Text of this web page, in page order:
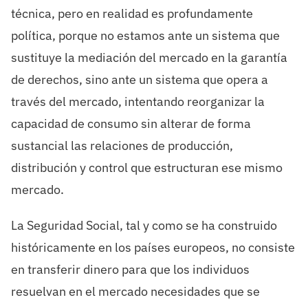
técnica, pero en realidad es profundamente
política, porque no estamos ante un sistema que
sustituye la mediación del mercado en la garantía
de derechos, sino ante un sistema que opera a
través del mercado, intentando reorganizar la
capacidad de consumo sin alterar de forma
sustancial las relaciones de producción,
distribución y control que estructuran ese mismo
mercado.
La Seguridad Social, tal y como se ha construido
históricamente en los países europeos, no consiste
en transferir dinero para que los individuos
resuelvan en el mercado necesidades que se